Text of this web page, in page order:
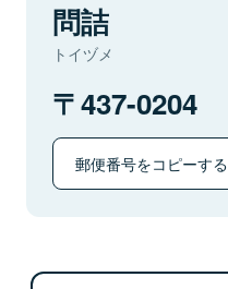
問詰
トイヅメ
437-0204
郵便番号をコピーする